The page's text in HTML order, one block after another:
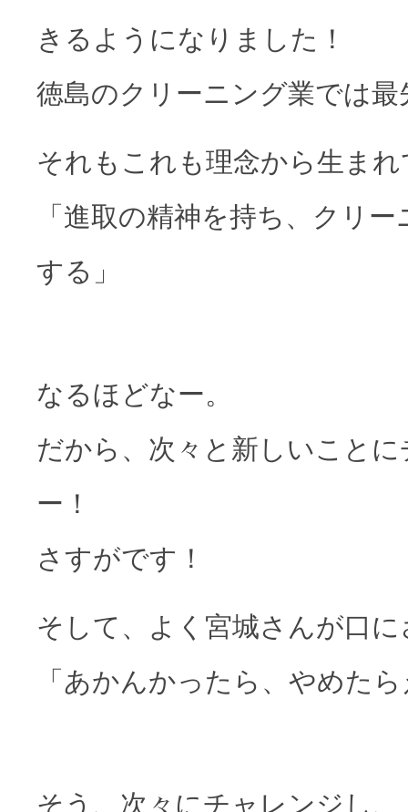
きるようになりました！
徳島のクリーニング業では最
それもこれも理念から生ま
「進取の精神を持ち、クリ
する」
なるほどなー。
だから、次々と新しいこと
ー！
さすがです！
そして、よく宮城さんが口
「あかんかったら、やめた
そう、次々にチャレンジし、